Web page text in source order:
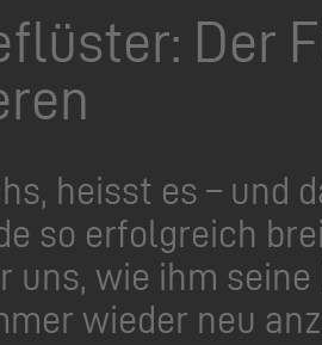
Der
heisst es – und
so erfolgreich
uns, wie ihm
wieder neu